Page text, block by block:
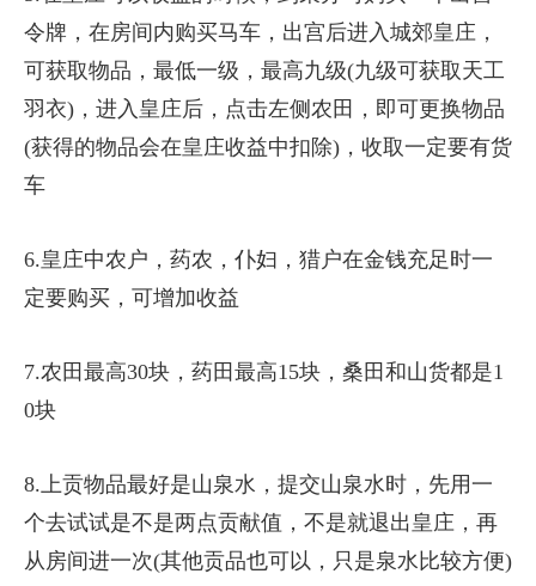
令牌，在房间内购买马车，出宫后进入城郊皇庄，
可获取物品，最低一级，最高九级(九级可获取天工
羽衣)，进入皇庄后，点击左侧农田，即可更换物品
(获得的物品会在皇庄收益中扣除)，收取一定要有货
车
6.皇庄中农户，药农，仆妇，猎户在金钱充足时一
定要购买，可增加收益
7.农田最高30块，药田最高15块，桑田和山货都是1
0块
8.上贡物品最好是山泉水，提交山泉水时，先用一
个去试试是不是两点贡献值，不是就退出皇庄，再
从房间进一次(其他贡品也可以，只是泉水比较方便)